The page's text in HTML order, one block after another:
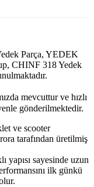
Parça, YEDEK
CHINF 318 Yedek
mevcuttur ve hızlı
gönderilmektedir.
ve scooter
tarafından üretilmiş
yapısı sayesinde uzun
ilk günkü